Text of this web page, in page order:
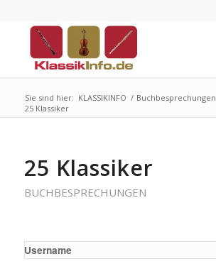
Sie sind hier: KLASSIKINFO / Buchbesprechungen
25 Klassiker
25 Klassiker
BUCHBESPRECHUNGEN
Username